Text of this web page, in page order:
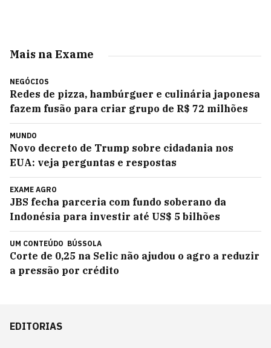
Mais na Exame
NEGÓCIOS
Redes de pizza, hambúrguer e culinária japonesa
fazem fusão para criar grupo de R$ 72 milhões
MUNDO
Novo decreto de Trump sobre cidadania nos
EUA: veja perguntas e respostas
EXAME AGRO
JBS fecha parceria com fundo soberano da
Indonésia para investir até US$ 5 bilhões
UM CONTEÚDO BÚSSOLA
Corte de 0,25 na Selic não ajudou o agro a reduzir
a pressão por crédito
EDITORIAS